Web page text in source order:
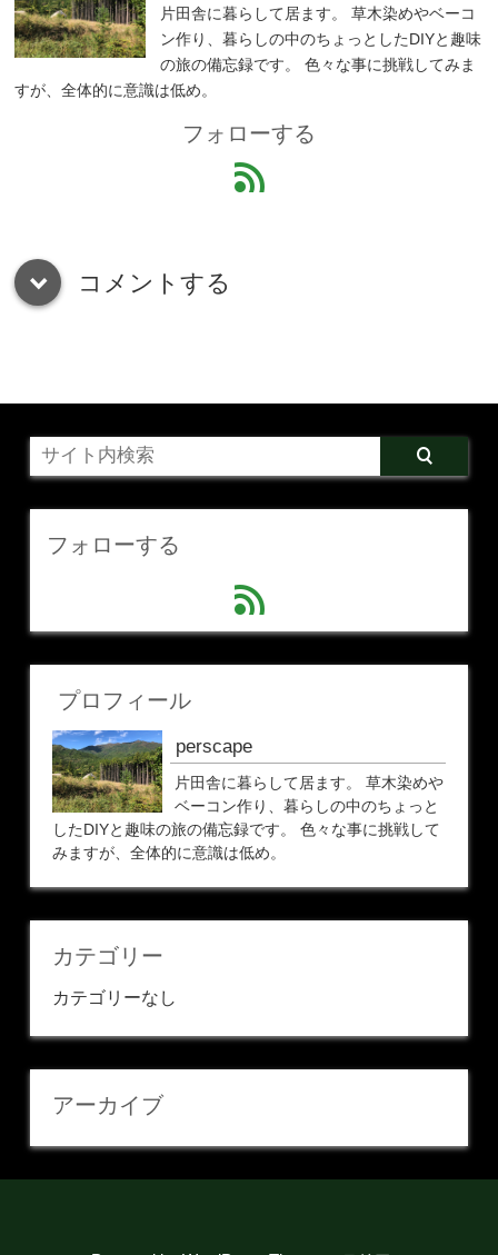
片田舎に暮らして居ます。 草木染めやベーコ
ン作り、暮らしの中のちょっとしたDIYと趣味
の旅の備忘録です。 色々な事に挑戦してみま
すが、全体的に意識は低め。
フォローする
feed
down コメントする
フォローする
feed
プロフィール
perscape
片田舎に暮らして居ます。 草木染めや
ベーコン作り、暮らしの中のちょっと
したDIYと趣味の旅の備忘録です。 色々な事に挑戦して
みますが、全体的に意識は低め。
カテゴリー
カテゴリーなし
アーカイブ